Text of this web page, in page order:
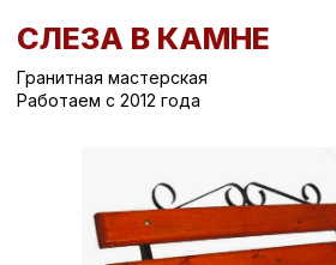
СЛЕЗА В КАМНЕ
Работаем с 2012 года
Вернуться назад / Лавочки на могилу